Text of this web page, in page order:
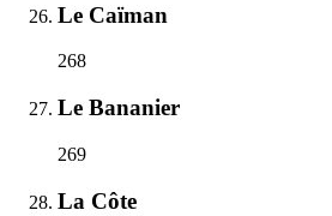
Le Caïman
268
Le Bananier
269
La Côte